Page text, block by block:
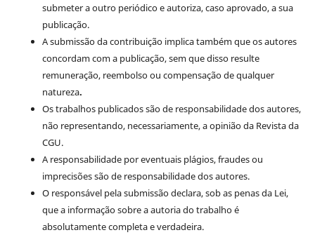
submeter a outro periódico e autoriza, caso aprovado, a sua
publicação.
A submissão da contribuição implica também que os autores
concordam com a publicação, sem que disso resulte
remuneração, reembolso ou compensação de qualquer
natureza.
Os trabalhos publicados são de responsabilidade dos autores,
não representando, necessariamente, a opinião da Revista da
CGU.
A responsabilidade por eventuais plágios, fraudes ou
imprecisões são de responsabilidade dos autores.
O responsável pela submissão declara, sob as penas da Lei,
que a informação sobre a autoria do trabalho é
absolutamente completa e verdadeira.